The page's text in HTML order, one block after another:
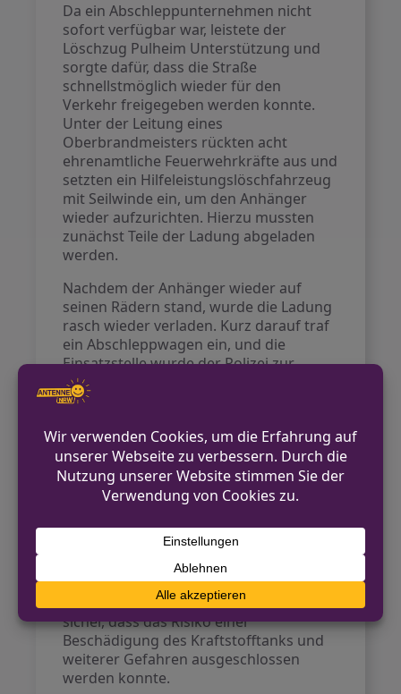
Da ein Abschleppunternehmen nicht
sofort verfügbar war, leistete der
Löschzug Pulheim Unterstützung und
sorgte dafür, dass die Straße
schnellstmöglich wieder für den
Verkehr freigegeben werden konnte.
Unter der Leitung eines
Oberbrandmeisters rückten acht
ehrenamtliche Feuerwehrkräfte aus und
setzten ein Hilfeleistungslöschfahrzeug
mit Seilwinde ein, um den Anhänger
wieder aufzurichten. Hierzu mussten
zunächst Teile der Ladung abgeladen
werden.
Nachdem der Anhänger wieder auf
seinen Rädern stand, wurde die Ladung
rasch wieder verladen. Kurz darauf traf
ein Abschleppwagen ein, und die
Einsatzstelle wurde der Polizei zur
weiteren Bearbeitung übergeben. Der
Einsatz dauerte insgesamt etwa 30
Auf dem Rückweg stießen die
Einsatzkräfte auf einen LKW, der beim
Wendemanöver in den Straßengraben
geraten war und zwei Fahrspuren
blockierte. Die Feuerwehr sicherte das
Fahrzeug mit Unterlegkeilen zur
Verhinderung weiterer Abrutschgefahr
und informierte die Polizei über die
Situation. Diese Maßnahmen stellten
sicher, dass das Risiko einer
Beschädigung des Kraftstofftanks und
weiterer Gefahren ausgeschlossen
werden konnte.